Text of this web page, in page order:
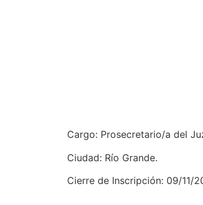
Cargo: Prosecretario/a del
Ciudad: Río Grande.
Cierre de Inscripción: 09/11/